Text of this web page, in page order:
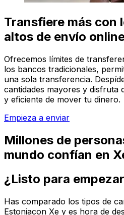
Transfiere más con
altos de envío
Ofrecemos límites de
los bancos tradicionales,
una sola transferencia.
cantidades mayores y disfruta
y eficiente de mover tu dinero.
Empieza a enviar
Millones de
mundo confían en
¿Listo para
Has comparado los tipos de
Estoniacon Xe y es hora de